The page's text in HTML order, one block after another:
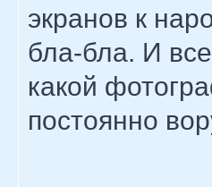
экранов к
бла-бла. И
какой
постоянно